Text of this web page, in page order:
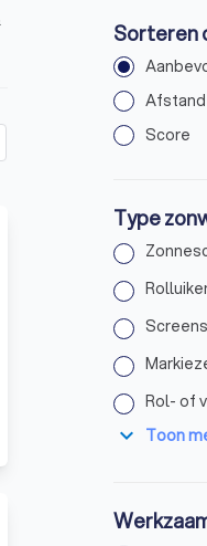
Terrasoverkapping of
Sorteren
Afstand
Score
Type
Screens
Rol- of
expand_more Toon